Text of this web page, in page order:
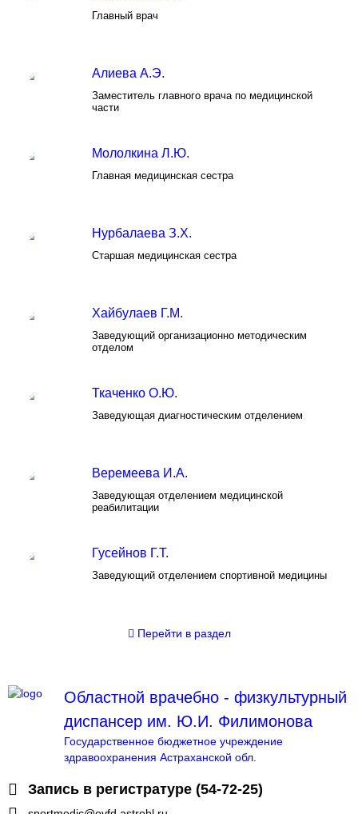
Главный врач
Алиева А.Э.
Заместитель главного врача по медицинской
части
Мололкина Л.Ю.
Главная медицинская сестра
Нурбалаева З.Х.
Старшая медицинская сестра
Хайбулаев Г.М.
Заведующий организационно методическим
отделом
Ткаченко О.Ю.
Заведующая диагностическим отделением
Веремеева И.А.
Заведующая отделением медицинской
реабилитации
Гусейнов Г.Т.
Заведующий отделением спортивной медицины
Перейти в раздел
Областной врачебно - физкультурный
диспансер им. Ю.И. Филимонова
Государственное бюджетное учреждение
здравоохранения Астраханской обл.
Запись в регистратуре (54-72-25)